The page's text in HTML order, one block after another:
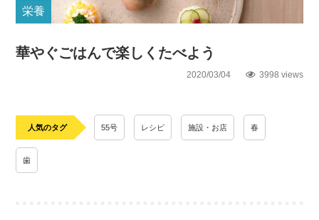
栄養
華やぐごはんで楽しくたべよう
2020/03/04 3998 views
人気のタグ 55号 レシピ 施設・お店 春
歯